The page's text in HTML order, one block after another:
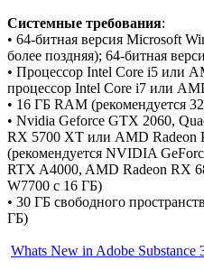
Системные требования:
• 64-битная версия Microsoft
более поздняя); 64-битная
• Процессор Intel Core i5 или
процессор Intel Core i7 или
• 16 ГБ RAM (рекомендуется
• Nvidia Geforce GTX 2060,
RX 5700 XT или AMD Radeon
(рекомендуется NVIDIA
RTX A4000, AMD Radeon RX
W7700 с 16 ГБ)
• 30 ГБ свободного
ГБ)
Whats New in Adobe Substance